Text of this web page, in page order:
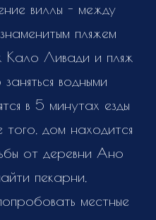
виллы - между
пляжем
Кало Ливади и пляж
водными
в 5 минутах езды
дом находится
от деревни Ано
пекарни,
местные